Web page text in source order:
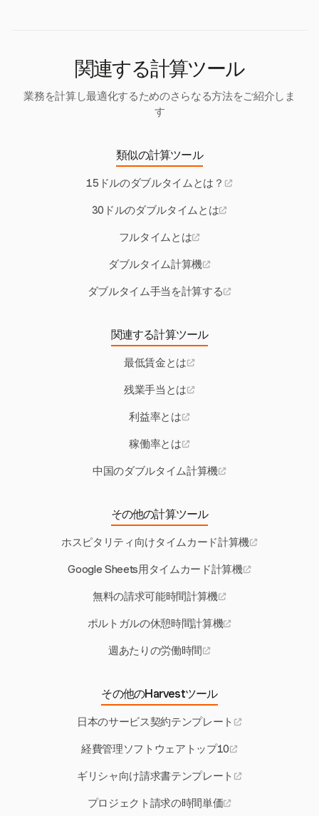
関連する計算ツール
業務を計算し最適化するためのさらなる方法をご紹介しま
す
類似の計算ツール
15ドルのダブルタイムとは？
30ドルのダブルタイムとは
フルタイムとは
ダブルタイム計算機
ダブルタイム手当を計算する
関連する計算ツール
最低賃金とは
残業手当とは
利益率とは
稼働率とは
中国のダブルタイム計算機
その他の計算ツール
ホスピタリティ向けタイムカード計算機
Google Sheets用タイムカード計算機
無料の請求可能時間計算機
ポルトガルの休憩時間計算機
週あたりの労働時間
その他のHarvestツール
日本のサービス契約テンプレート
経費管理ソフトウェアトップ10
ギリシャ向け請求書テンプレート
プロジェクト請求の時間単価